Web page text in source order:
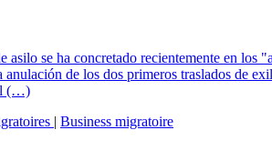
asilo se ha concretado recientemente en
de los dos primeros traslados de
(…)
| Business migratoire